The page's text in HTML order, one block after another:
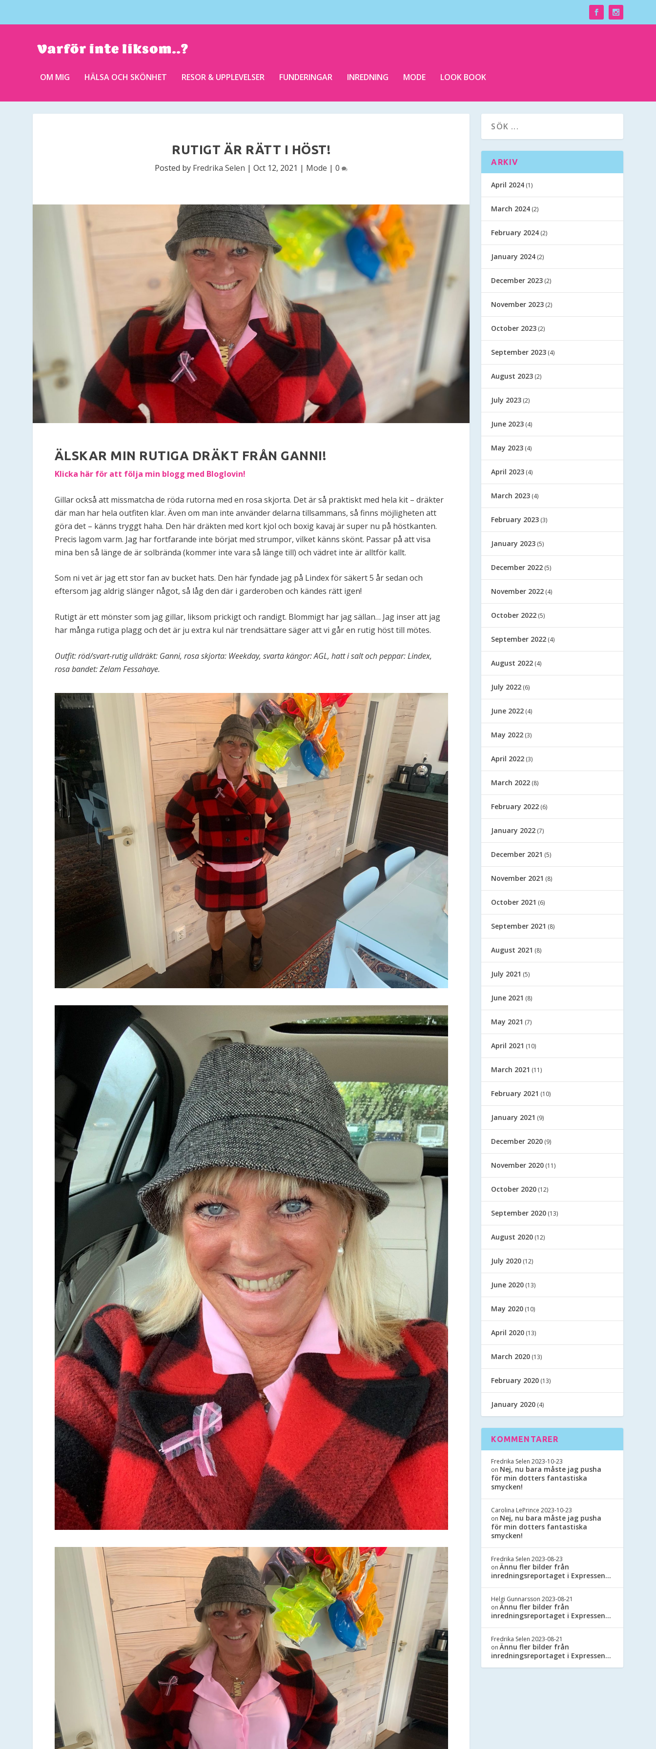
OM MIG HÄLSA OCH SKÖNHET RESOR & UPPLEVELSER FUNDERINGAR INREDNING MODE LOOK BOOK
RUTIGT ÄR RÄTT I HÖST!
Posted by Fredrika Selen |Oct 12, 2021 | Mode |0
ÄLSKAR MIN RUTIGA DRÄKT FRÅN GANNI!
Klicka här för att följa min blogg med Bloglovin!
Gillar också att missmatcha de röda rutorna med en rosa skjorta. Det är så praktiskt med hela kit – dräkter
där man har hela outfiten klar. Även om man inte använder delarna tillsammans, så finns möjligheten att
göra det – känns tryggt haha. Den här dräkten med kort kjol och boxig kavaj är super nu på höstkanten.
Precis lagom varm. Jag har fortfarande inte börjat med strumpor, vilket känns skönt. Passar på att visa
mina ben så länge de är solbrända (kommer inte vara så länge till) och vädret inte är alltför kallt.
Som ni vet är jag ett stor fan av bucket hats. Den här fyndade jag på Lindex för säkert 5 år sedan och
eftersom jag aldrig slänger något, så låg den där i garderoben och kändes rätt igen!
Rutigt är ett mönster som jag gillar, liksom prickigt och randigt. Blommigt har jag sällan… Jag inser att jag
har många rutiga plagg och det är ju extra kul när trendsättare säger att vi går en rutig höst till mötes.
Outfit: röd/svart-rutig ulldräkt: Ganni, rosa skjorta: Weekday, svarta kängor: AGL, hatt i salt och peppar: Lindex,
rosa bandet: Zelam Fessahaye.
ARKIV
April 2024 (1)
March 2024 (2)
February 2024 (2)
January 2024 (2)
December 2023 (2)
November 2023 (2)
October 2023 (2)
September 2023 (4)
August 2023 (2)
July 2023 (2)
June 2023 (4)
May 2023 (4)
April 2023 (4)
March 2023 (4)
February 2023 (3)
January 2023 (5)
December 2022 (5)
November 2022 (4)
October 2022 (5)
September 2022 (4)
August 2022 (4)
July 2022 (6)
June 2022 (4)
May 2022 (3)
April 2022 (3)
March 2022 (8)
February 2022 (6)
January 2022 (7)
December 2021 (5)
November 2021 (8)
October 2021 (6)
September 2021 (8)
August 2021 (8)
July 2021 (5)
June 2021 (8)
May 2021 (7)
April 2021 (10)
March 2021 (11)
February 2021 (10)
January 2021 (9)
December 2020 (9)
November 2020 (11)
October 2020 (12)
September 2020 (13)
August 2020 (12)
July 2020 (12)
June 2020 (13)
May 2020 (10)
April 2020 (13)
March 2020 (13)
February 2020 (13)
January 2020 (4)
KOMMENTARER
Fredrika Selen 2023-10-23
on Nej, nu bara måste jag pusha
för min dotters fantastiska
smycken!
Carolina LePrince 2023-10-23
on Nej, nu bara måste jag pusha
för min dotters fantastiska
smycken!
Fredrika Selen 2023-08-23
onÄnnu fler bilder från
inredningsreportaget i Expressen…
Helgi Gunnarsson 2023-08-21
onÄnnu fler bilder från
inredningsreportaget i Expressen…
Fredrika Selen 2023-08-21
onÄnnu fler bilder från
inredningsreportaget i Expressen…